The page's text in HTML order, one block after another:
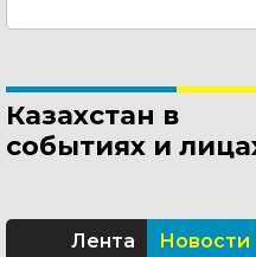
Казахстан в
событиях и
Лента Новости